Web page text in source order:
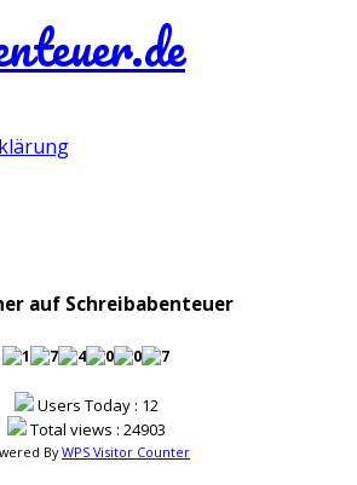
auf Schreibabenteuer
Users Today : 12
Total views : 24903
ByWPS Visitor Counter